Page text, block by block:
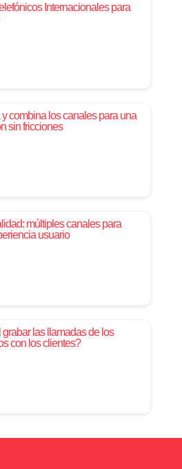
Internacionales para
y combina los canales para una
sin fricciones
múltiples canales para
usuario
las llamadas de los
con los clientes?